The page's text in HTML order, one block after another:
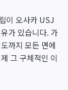
이 오사카 USJ
가 있습니다. 가
까지 모든 면에
그 구체적인 이